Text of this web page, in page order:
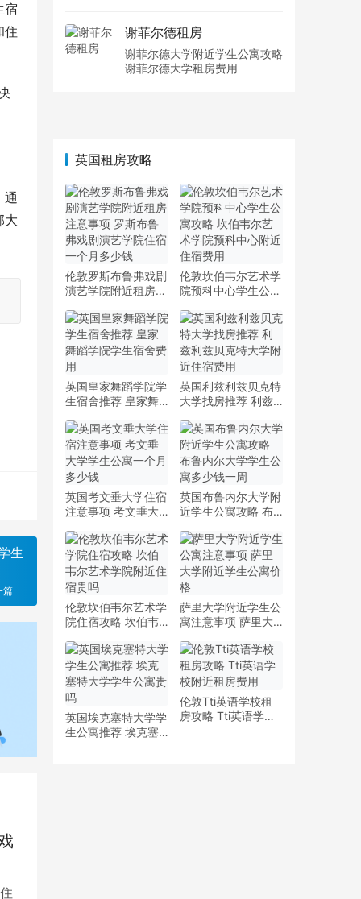
宿
住
通
大
生
篇
谢菲尔德租房
谢菲尔德大学附近学生公寓攻略
谢菲尔德大学租房费用
英国租房攻略
伦敦罗斯布鲁弗戏剧
演艺学院附近租房注
戏剧演艺学院住宿一
个月多少钱
伦敦坎伯韦尔艺术学
院预科中心学生公寓
学院预科中心附近住
宿费用
英国皇家舞蹈学院学
生宿舍推荐 皇家舞
英国利兹利兹贝克特
大学找房推荐 利兹
住宿费用
英国考文垂大学住宿
注意事项 考文垂大
少钱
英国布鲁内尔大学附
近学生公寓攻略 布
多少钱一周
伦敦坎伯韦尔艺术学
院住宿攻略 坎伯韦
贵吗
萨里大学附近学生公
寓注意事项 萨里大
英国埃克塞特大学学
生公寓推荐 埃克塞
伦敦Tti英语学校租
房攻略 Tti英语学校